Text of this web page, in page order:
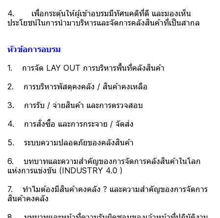
4. เพื่อกระตุ้นให้ผู้เข้าอบรมมีทัศนคติที่ดี และมองเห็น
ประโยชน์ในการนำมาบริหารและจัดการคลังสินค้าที่เป็นสากล
หัวข้อการอบรม
1. การจัด LAY OUT การบริหารพื้นที่คลังสินค้า
2. การบริหารพัสดุคงคลัง / สินค้าคงเหลือ
3. การรับ / จ่ายสินค้า และการตรวจสอบ
4. การสั่งซื้อ และการกระจาย / จัดส่ง
5. ระบบความปลอดภัยของคลังสินค้า
6. บทบาทและความสำคัญของการจัดการคลังสินค้าในโลก
แห่งการแข่งขัน (INDUSTRY 4.0 )
7. ทำไมต้องมีสินค้าคงคลัง ? และความสำคัญของการจัดการ
สินค้าคงคลัง